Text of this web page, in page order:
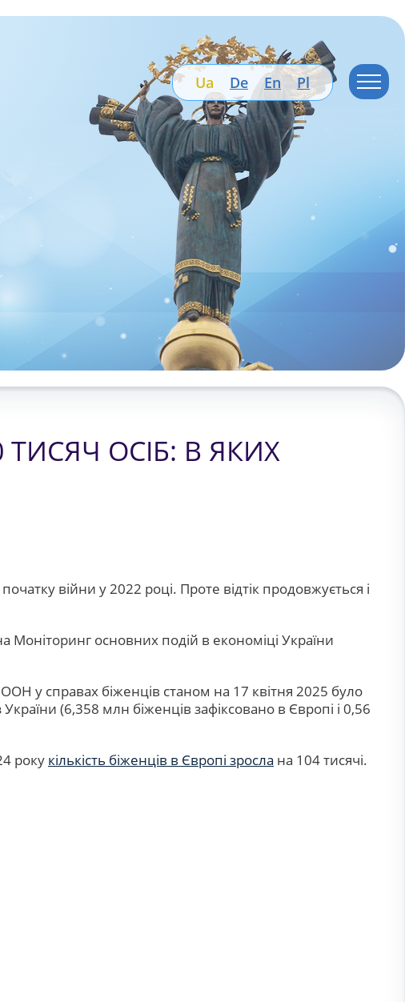
Ua De En Pl
ОСІБ: В ЯКИХ
війни у 2022 році. Проте відтік продовжується і
Моніторинг основних подій в економіці України
у справах біженців станом на 17 квітня 2025 було
(6,358 млн біженців зафіксовано в Європі і 0,56
року кількість біженців в Європі зросла на 104 тисячі.